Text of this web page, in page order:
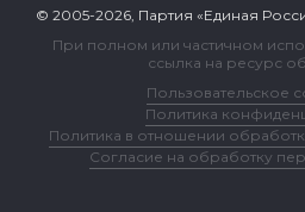
© 2005-2026, Партия «Единая
При полном или частичном
ссылка на ресурс
Пользовательское
Политика
Политика в отношении
Согласие на обработку